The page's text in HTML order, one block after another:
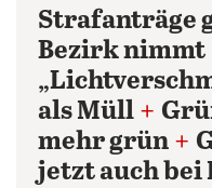
Strafanträge
Bezirk nimmt
als Müll +
mehr grün +
jetzt auch bei